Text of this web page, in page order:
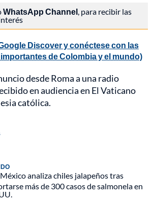
WhatsApp Channel, para recibir las
Discover y conéctese con las
de Colombia y el mundo)
desde Roma a una radio
en audiencia en El Vaticano
católica.
México analiza chiles jalapeños tras
más de 300 casos de salmonela en